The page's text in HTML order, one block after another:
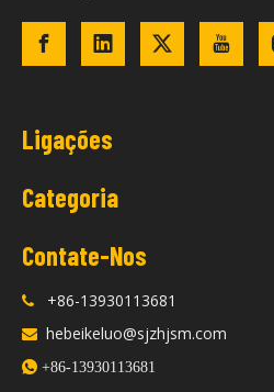
Ligações
Categoria
Contate-Nos
 +86-13930113681
 hebeikeluo@sjzhjsm.com
 +86-13930113681